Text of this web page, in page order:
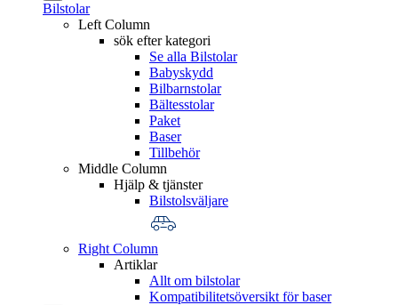
Bilstolar
Left Column
sök efter kategori
Se alla Bilstolar
Babyskydd
Bilbarnstolar
Bältesstolar
Paket
Baser
Tillbehör
Middle Column
Hjälp & tjänster
Bilstolsväljare
Right Column
Artiklar
Allt om bilstolar
Kompatibilitetsöversikt för baser